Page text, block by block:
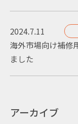
2024.7.11
海外市場向け補修
ました
アーカイブ